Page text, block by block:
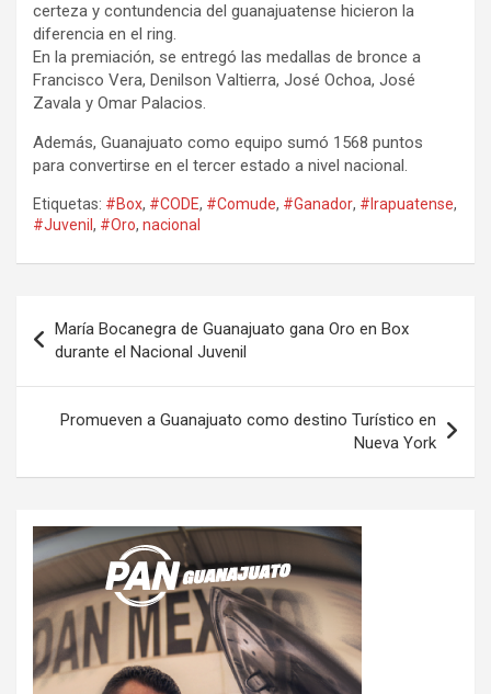
certeza y contundencia del guanajuatense hicieron la
diferencia en el ring.
En la premiación, se entregó las medallas de bronce a
Francisco Vera, Denilson Valtierra, José Ochoa, José
Zavala y Omar Palacios.
Además, Guanajuato como equipo sumó 1568 puntos
para convertirse en el tercer estado a nivel nacional.
Etiquetas: #Box, #CODE, #Comude, #Ganador, #Irapuatense,
#Juvenil , #Oro, nacional
de
entradas
María Bocanegra de Guanajuato gana Oro en Box
durante el Nacional Juvenil
Promueven a Guanajuato como destino Turístico en
Nueva York